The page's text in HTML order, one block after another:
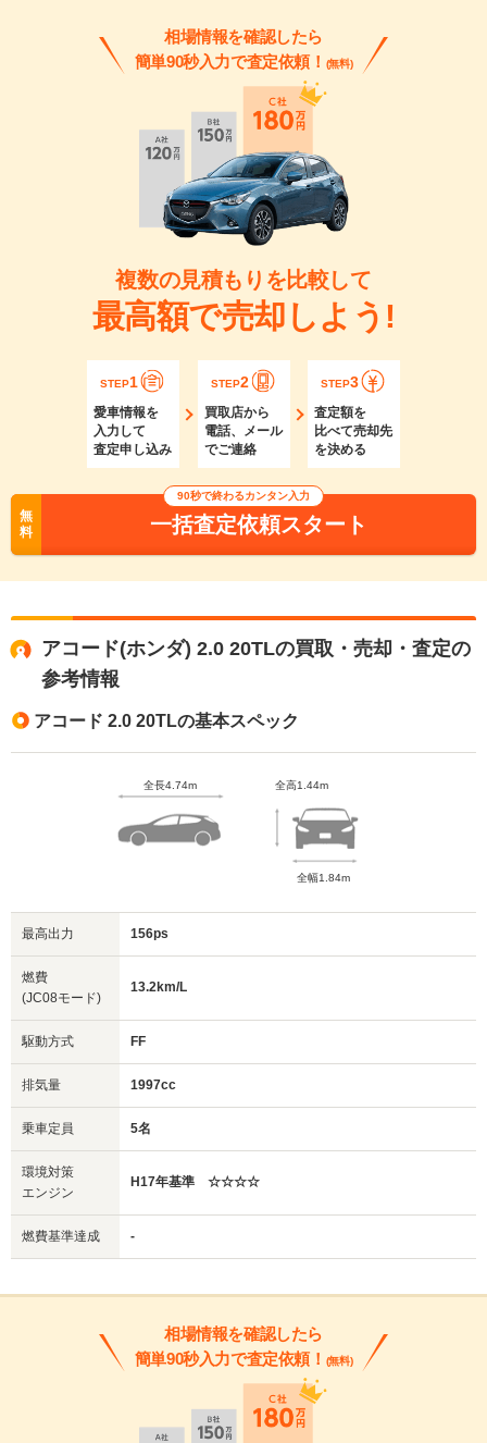
相場情報を確認したら
簡単90秒入力で査定依頼！ (無料)
複数の見積もりを比較して
最高額で売却しよう!
STEP1
愛車情報を
入力して
査定申し込み
STEP2
買取店から
電話、メール
でご連絡
STEP3
査定額を
比べて売却先
を決める
無
料
90秒で終わるカンタン入力
一括査定依頼スタート
アコード(ホンダ) 2.0 20TLの買取・売却・査定の
参考情報
アコード 2.0 20TLの基本スペック
全長4.74m 全高1.44m
全幅1.84m
最高出力 156ps
燃費
(JC08モード)
13.2km/L
駆動方式 FF
排気量 1997cc
乗車定員 5名
環境対策
エンジン
H17年基準 ☆☆☆☆
燃費基準達成 -
相場情報を確認したら
簡単90秒入力で査定依頼！ (無料)